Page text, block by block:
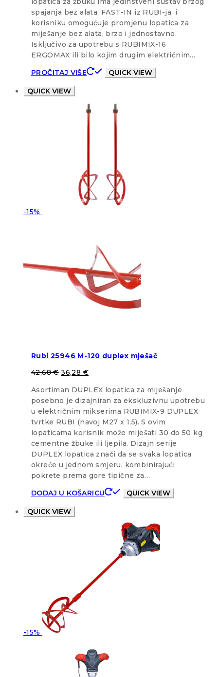
spajanja bez alata, FAST-IN iz RUBI-ja, i
korisniku omogućuje promjenu lopatica za
miješanje bez alata, brzo i jednostavno.
Isključivo za upotrebu s RUBIMIX-16
ERGOMAX ili bilo kojim drugim električnim…
PROČITAJ VIŠE
QUICK VIEW
QUICK VIEW
-15%
Rubi 25946 M-120 duplex mješač
42,68€ 36,28 €
Asortiman DUPLEX lopatica za miješanje
posebno je dizajniran za ekskluzivnu upotrebu
u električnim mikserima RUBIMIX-9 DUPLEX
tvrtke RUBI (navoj M27 x 1,5). S ovim
lopaticama korisnik može miješati 30 do 50 kg
cementne žbuke ili ljepila. Dizajn serije
DUPLEX lopatica znači da se svaka lopatica
okreće u jednom smjeru, kombinirajući
pokrete prema gore tipične za…
DODAJ U KOŠARICU
QUICK VIEW
QUICK VIEW
-15%